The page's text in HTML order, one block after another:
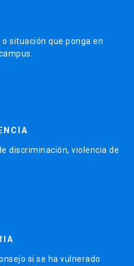
situación que ponga en
discriminación, violencia de
si se ha vulnerado